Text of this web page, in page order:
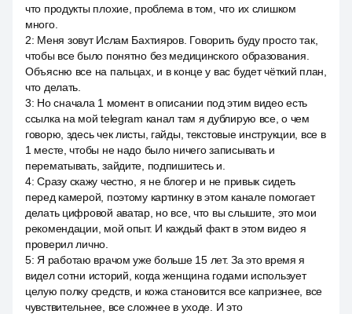
что продукты плохие, проблема в том, что их слишком
много.
2: Меня зовут Ислам Бахтияров. Говорить буду просто так,
чтобы все было понятно без медицинского образования.
Объясню все на пальцах, и в конце у вас будет чёткий план,
что делать.
3: Но сначала 1 момент в описании под этим видео есть
ссылка на мой telegram канал там я дублирую все, о чем
говорю, здесь чек листы, гайды, текстовые инструкции, все в
1 месте, чтобы не надо было ничего записывать и
перематывать, зайдите, подпишитесь и.
4:Сразу скажу честно, я не блогер и не привык сидеть
перед камерой, поэтому картинку в этом канале помогает
делать цифровой аватар, но все, что вы слышите, это мои
рекомендации, мой опыт. И каждый факт в этом видео я
проверил лично.
5: Я работаю врачом уже больше 15 лет. За это время я
видел сотни историй, когда женщина годами использует
целую полку средств, и кожа становится все капризнее, все
чувствительнее, все сложнее в уходе. И это